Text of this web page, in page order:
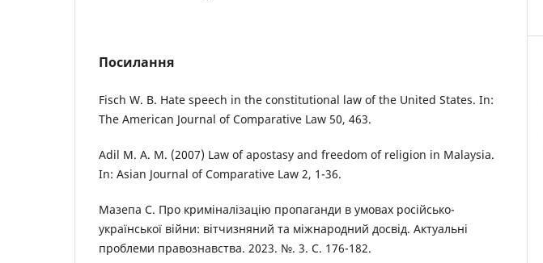
Посилання
Fisch W. B. Hate speech in the constitutional law of the United States. In:
The American Journal of Comparative Law 50, 463.
Adil M. A. M. (2007) Law of apostasy and freedom of religion in Malaysia.
In: Asian Journal of Comparative Law 2, 1-36.
Мазепа С. Про криміналізацію пропаганди в умовах російсько-
української війни: вітчизняний та міжнародний досвід. Актуальні
проблеми правознавства. 2023. №. 3. С. 176-182.